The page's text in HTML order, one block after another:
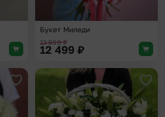
Букет Миледи
13 899₽
12 499 ₽
Добавить в избранное